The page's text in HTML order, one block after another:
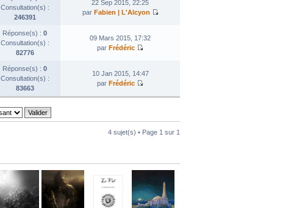
Consultation(s) :
246391
22 Sep 2015, 22:25
par Fabien | L'Alcyon
Réponse(s) : 0
Consultation(s) :
82776
09 Mars 2015, 17:32
par Frédéric
Réponse(s) : 0
Consultation(s) :
83663
10 Jan 2015, 14:47
par Frédéric
4 sujet(s) • Page 1 sur 1